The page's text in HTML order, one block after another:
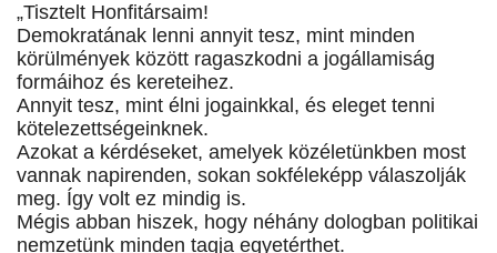
„Tisztelt Honfitársaim!
Demokratának lenni annyit tesz, mint minden
körülmények között ragaszkodni a jogállamiság
formáihoz és kereteihez.
Annyit tesz, mint élni jogainkkal, és eleget tenni
kötelezettségeinknek.
Azokat a kérdéseket, amelyek közéletünkben most
vannak napirenden, sokan sokféleképp válaszolják
meg. Így volt ez mindig is.
Mégis abban hiszek, hogy néhány dologban politikai
nemzetünk minden tagja egyetérthet.